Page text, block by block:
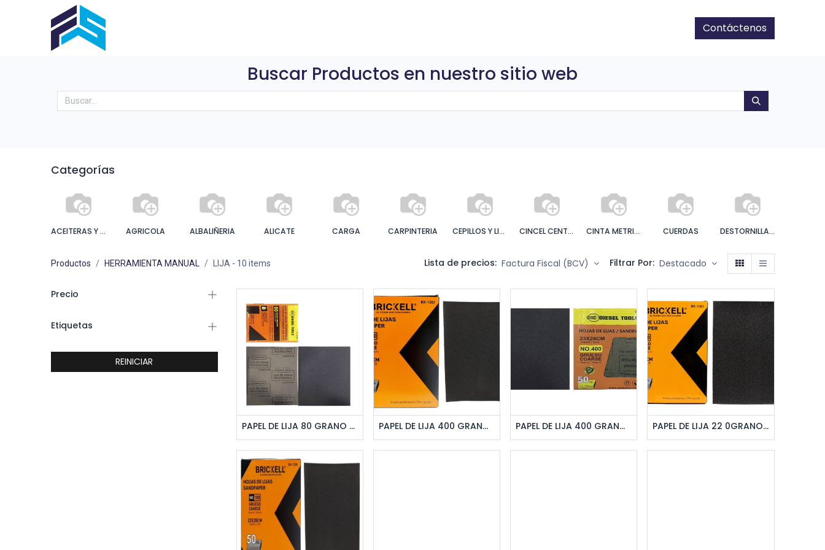
Contáctenos
Buscar Productos en nuestro sitio web
Categorías
ACEITERAS Y ENGRASADORA AGRICOLA ALBALIÑERIA ALICATE CARGA CARPINTERIA CEPILLOS Y LIMAS CINCEL CENTRO PUNTO CINTA METRICA CUERDAS DESTORNILLADORES
Productos HERRAMIENTA MANUAL LIJA - 10 items Lista de precios: Factura Fiscal (BCV) Filtrar Por: Destacado
Precio
Etiquetas
REINICIAR
Agregar al pedido PAPEL DE LIJA 80 GRANO 20 PZAS UNID DIESEL Agregar al pedido PAPEL DE LIJA 400 GRANO 50PZAS UNID BRICKELL Agregar al pedido PAPEL DE LIJA 400 GRANO 50 PZAS UNID DIESEL Agregar al pedido PAPEL DE LIJA 22 0GRANO 50PZAS UNID BRICKELL